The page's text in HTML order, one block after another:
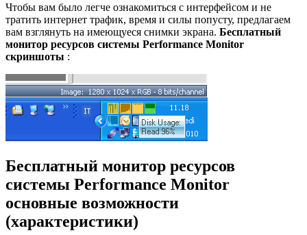
Чтобы вам было легче ознакомиться с интерфейсом и не
тратить интернет трафик, время и силы попусту, предлагаем
вам взглянуть на имеющуеся снимки экрана. Бесплатный
монитор ресурсов системы Performance Monitor
скриншоты :
Бесплатный монитор ресурсов
системы Performance Monitor
основные возможности
(характеристики)